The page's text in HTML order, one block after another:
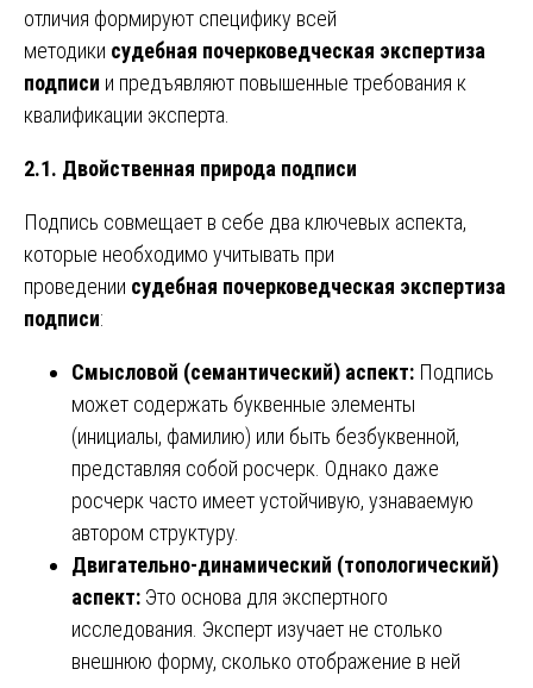
отличия формируют специфику всей
методики судебная почерковедческая экспертиза
подписи и предъявляют повышенные требования к
квалификации эксперта.
2.1. Двойственная природа подписи
Подпись совмещает в себе два ключевых аспекта,
которые необходимо учитывать при
проведении судебная почерковедческая экспертиза
подписи:
Смысловой (семантический) аспект: Подпись
может содержать буквенные элементы
(инициалы, фамилию) или быть безбуквенной,
представляя собой росчерк. Однако даже
росчерк часто имеет устойчивую, узнаваемую
автором структуру.
Двигательно-динамический (топологический)
аспект: Это основа для экспертного
исследования. Эксперт изучает не столько
внешнюю форму, сколько отображение в ней